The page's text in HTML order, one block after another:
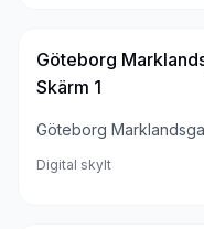
Göteborg
Skärm 1
Göteborg
Digital skylt